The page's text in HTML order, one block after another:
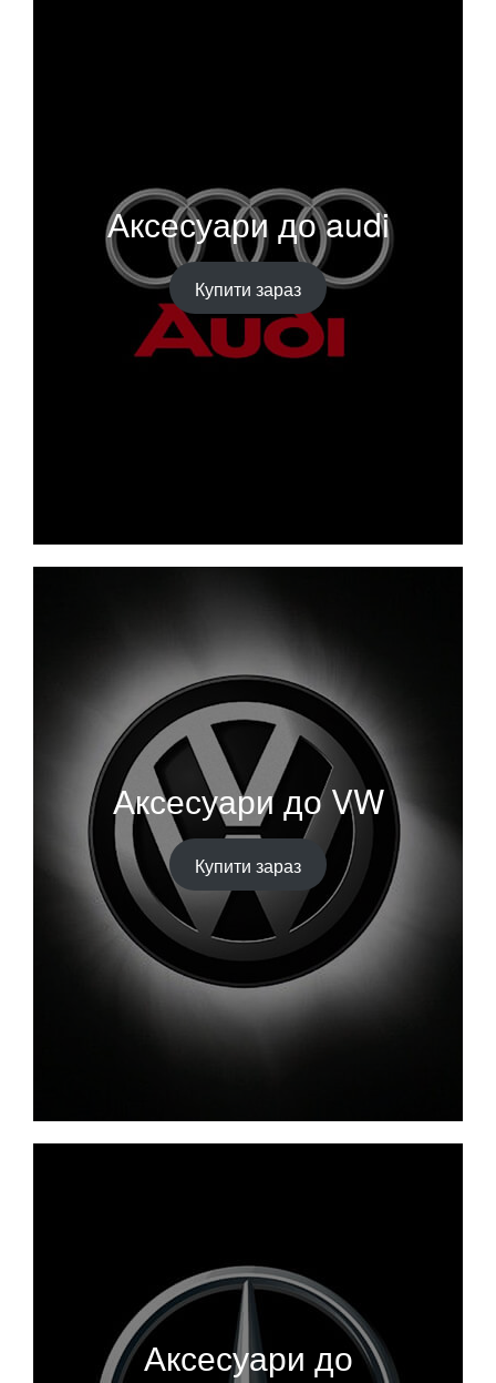
Аксесуари до audi
Купити зараз
Аксесуари до VW
Купити зараз
Аксесуари до